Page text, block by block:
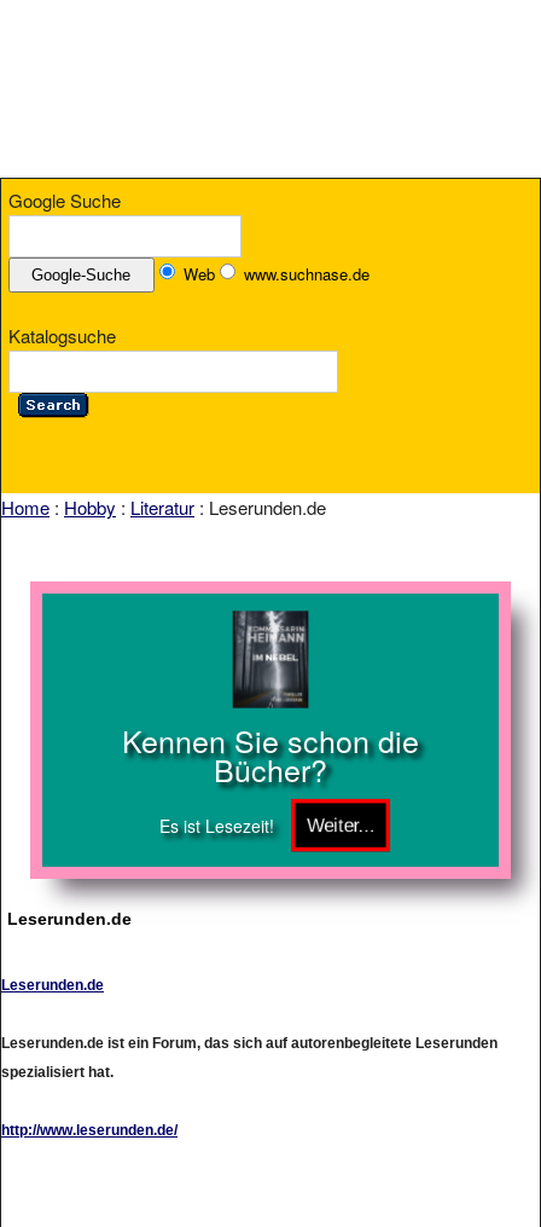
Google Suche
Web www.suchnase.de
Katalogsuche
Home : Hobby : Literatur : Leserunden.de
Kennen Sie schon die
Bücher?
Es ist Lesezeit!
Leserunden.de
Leserunden.de
Leserunden.de ist ein Forum, das sich auf autorenbegleitete Leserunden
spezialisiert hat.
http://www.leserunden.de/